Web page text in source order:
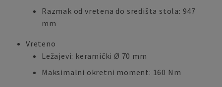
Razmak od vretena do središta stola: 947
mm
Vreteno
Ležajevi: keramički Ø 70 mm
Maksimalni okretni moment: 160 Nm